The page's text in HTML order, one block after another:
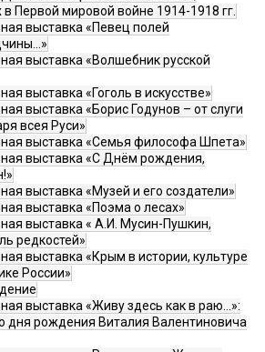
в Первой мировой войне 1914-1918 гг.
выставка «Певец полей
выставка «Волшебник русской
выставка «Гоголь в искусстве»
выставка «Борис Годунов – от слуги
всея Руси»
выставка «Семья философа Шпета»
выставка «С Днём рождения,
выставка «Музей и его создатели»
выставка «Поэма о лесах»
выставка « А.И. Мусин-Пушкин,
редкостей»
выставка «Крым в истории, культуре
России»
выставка «Живу здесь как в раю…»:
дня рождения Виталия Валентиновича